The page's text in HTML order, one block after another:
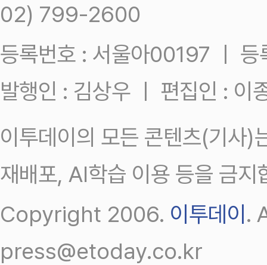
02) 799-2600
등록번호 : 서울아00197 ㅣ
발행인 : 김상우 ㅣ 편집인 : 이
이투데이의 모든 콘텐츠(기사)
재배포, AI학습 이용 등을 금지
Copyright 2006. 이투데이.
press@etoday.co.kr